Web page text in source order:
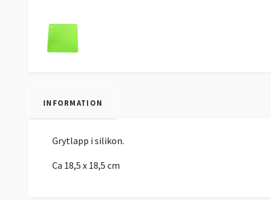
INFORMATION
Grytlapp i silikon.
Ca 18,5 x 18,5 cm